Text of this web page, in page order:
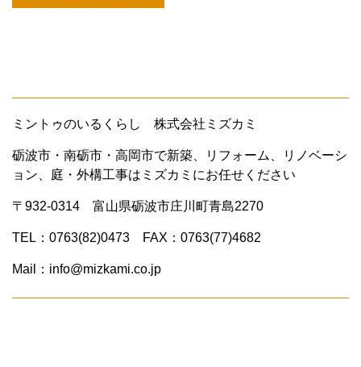
ミントゥのいるくらし 株式会社ミズカミ
砺波市・南砺市・高岡市で新築、リフォーム、リノベーシ
ョン、庭・外構工事はミズカミにお任せください
〒932-0314 富山県砺波市庄川町青島2270
TEL：0763(82)0473 FAX：0763(77)4682
Mail：info@mizkami.co.jp